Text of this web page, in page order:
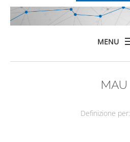
MENU
MAU
Definizione per: